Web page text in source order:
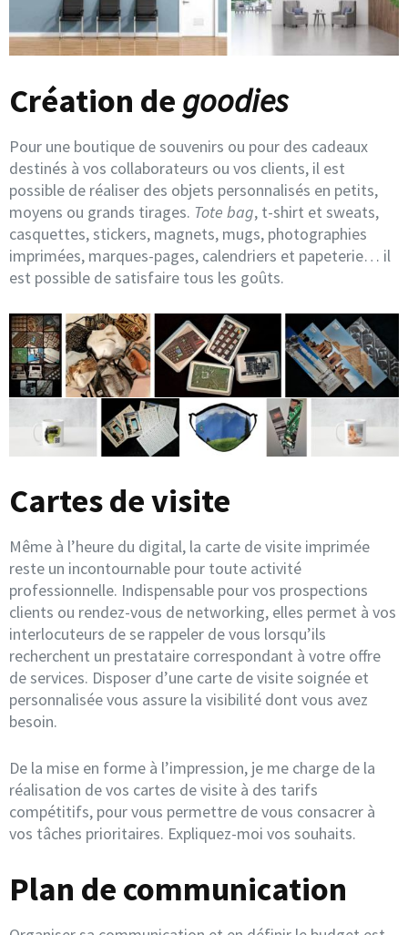
Création de goodies
Pour une boutique de souvenirs ou pour des cadeaux
destinés à vos collaborateurs ou vos clients, il est
possible de réaliser des objets personnalisés en petits,
moyens ou grands tirages. Tote bag, t-shirt et sweats,
casquettes, stickers, magnets, mugs, photographies
imprimées, marques-pages, calendriers et papeterie… il
est possible de satisfaire tous les goûts.
Cartes de visite
Même à l’heure du digital, la carte de visite imprimée
reste un incontournable pour toute activité
professionnelle. Indispensable pour vos prospections
clients ou rendez-vous de networking, elles permet à vos
interlocuteurs de se rappeler de vous lorsqu’ils
recherchent un prestataire correspondant à votre offre
de services. Disposer d’une carte de visite soignée et
personnalisée vous assure la visibilité dont vous avez
besoin.
De la mise en forme à l’impression, je me charge de la
réalisation de vos cartes de visite à des tarifs
compétitifs, pour vous permettre de vous consacrer à
vos tâches prioritaires. Expliquez-moi vos souhaits.
Plan de communication